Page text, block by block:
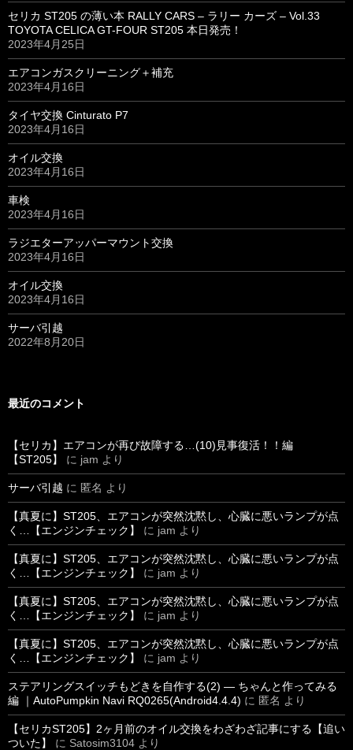
セリカ ST205 の薄い本 RALLY CARS – ラリー カーズ – Vol.33
TOYOTA CELICA GT-FOUR ST205 本日発売！
2023年4月25日
エアコンガスクリーニング＋補充
2023年4月16日
タイヤ交換 Cinturato P7
2023年4月16日
オイル交換
2023年4月16日
車検
2023年4月16日
ラジエターアッパーマウント交換
2023年4月16日
オイル交換
2023年4月16日
サーバ引越
2022年8月20日
最近のコメント
【セリカ】エアコンが再び故障する…(10)見事復活！！編
【ST205】
に jam より
サーバ引越 に 匿名 より
【真夏に】ST205、エアコンが突然沈黙し、心臓に悪いランプが点
く…【エンジンチェック】
に jam より
【真夏に】ST205、エアコンが突然沈黙し、心臓に悪いランプが点
く…【エンジンチェック】
に jam より
【真夏に】ST205、エアコンが突然沈黙し、心臓に悪いランプが点
く…【エンジンチェック】
に jam より
【真夏に】ST205、エアコンが突然沈黙し、心臓に悪いランプが点
く…【エンジンチェック】
に jam より
ステアリングスイッチもどきを自作する(2) ― ちゃんと作ってみる
編 ｜AutoPumpkin Navi RQ0265(Android4.4.4) に 匿名 より
【セリカST205】2ヶ月前のオイル交換をわざわざ記事にする【追い
ついた】
に Satosim3104 より